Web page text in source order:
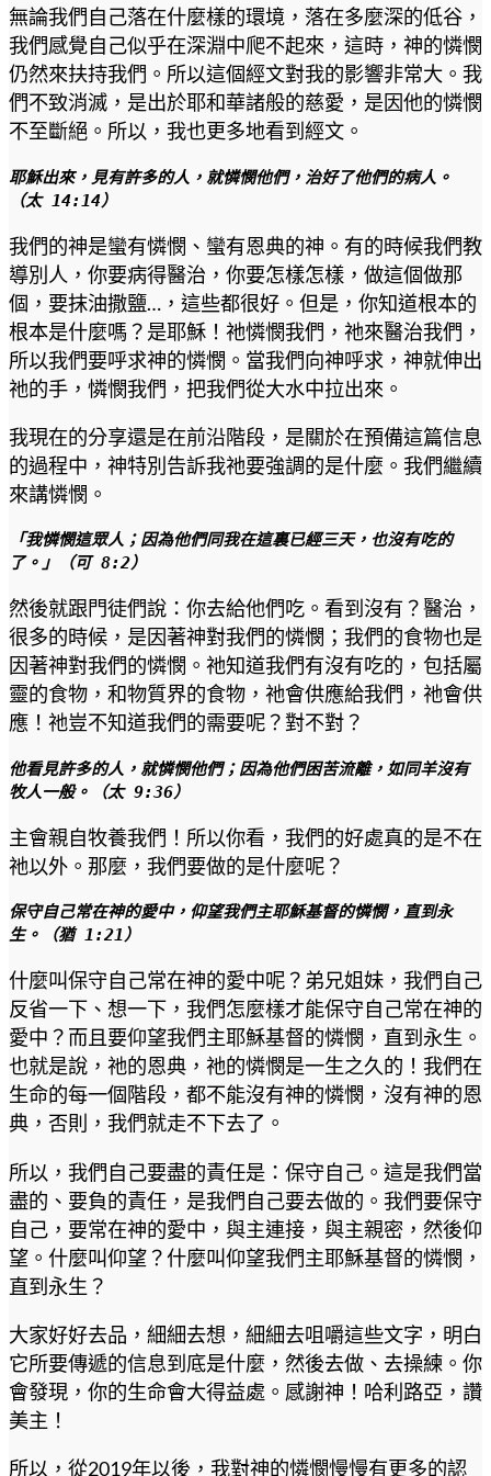
無論我們自己落在什麼樣的環境，落在多麼深的低谷，
我們感覺自己似乎在深淵中爬不起來，這時，神的憐憫
仍然來扶持我們。所以這個經文對我的影響非常大。我
們不致消滅，是出於耶和華諸般的慈愛，是因他的憐憫
不至斷絕。所以，我也更多地看到經文。
耶穌出來，見有許多的人，就憐憫他們，治好了他們的病人。
（太 14:14）
我們的神是蠻有憐憫、蠻有恩典的神。有的時候我們教
導別人，你要病得醫治，你要怎樣怎樣，做這個做那
個，要抹油撒鹽…，這些都很好。但是，你知道根本的
根本是什麼嗎？是耶穌！祂憐憫我們，祂來醫治我們，
所以我們要呼求神的憐憫。當我們向神呼求，神就伸出
祂的手，憐憫我們，把我們從大水中拉出來。
我現在的分享還是在前沿階段，是關於在預備這篇信息
的過程中，神特別告訴我祂要強調的是什麼。我們繼續
來講憐憫。
「我憐憫這眾人；因為他們同我在這裏已經三天，也沒有吃的
了。 」 （可 8:2）
然後就跟門徒們說：你去給他們吃。看到沒有？醫治，
很多的時候，是因著神對我們的憐憫；我們的食物也是
因著神對我們的憐憫。祂知道我們有沒有吃的，包括屬
靈的食物，和物質界的食物，祂會供應給我們，祂會供
應！祂豈不知道我們的需要呢？對不對？
他看見許多的人，就憐憫他們；因為他們困苦流離，如同羊沒有
牧人一般。（太 9:36）
主會親自牧養我們！所以你看，我們的好處真的是不在
祂以外。那麼，我們要做的是什麼呢？
保守自己常在神的愛中，仰望我們主耶穌基督的憐憫，直到永
生。（猶 1:21）
什麼叫保守自己常在神的愛中呢？弟兄姐妹，我們自己
反省一下、想一下，我們怎麼樣才能保守自己常在神的
愛中？而且要仰望我們主耶穌基督的憐憫，直到永生。
也就是說，祂的恩典，祂的憐憫是一生之久的！我們在
生命的每一個階段，都不能沒有神的憐憫，沒有神的恩
典，否則，我們就走不下去了。
所以，我們自己要盡的責任是：保守自己。這是我們當
盡的、要負的責任，是我們自己要去做的。我們要保守
自己，要常在神的愛中，與主連接，與主親密，然後仰
望。什麼叫仰望？什麼叫仰望我們主耶穌基督的憐憫，
直到永生？
大家好好去品，細細去想，細細去咀嚼這些文字，明白
它所要傳遞的信息到底是什麼，然後去做、去操練。你
會發現，你的生命會大得益處。感謝神！哈利路亞，讚
美主！
所以，從2019年以後，我對神的憐憫慢慢有更多的認